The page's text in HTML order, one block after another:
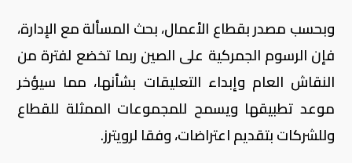
وبحسب مصدر بقطاع الأعمال، بحث المسألة مع الإدارة،
فإن الرسوم الجمركية على الصين ربما تخضع لفترة من
النقاش العام وإبداء التعليقات بشأنها، مما سيؤخر
موعد تطبيقها ويسمح للمجموعات الممثلة للقطاع
وللشركات بتقديم اعتراضات، وفقا لرويترز.